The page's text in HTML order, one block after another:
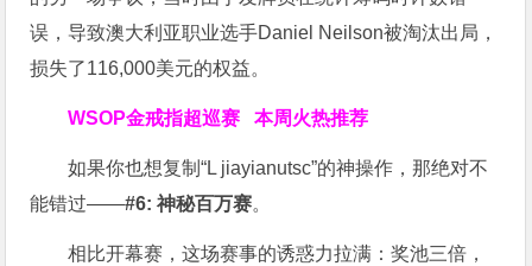
误，导致澳大利亚职业选手Daniel Neilson被淘汰出局，
损失了116,000美元的权益。
WSOP金戒指超巡赛本周火热推荐
如果你也想复制“L jiayianutsc”的神操作，那绝对不
能错过——#6: 神秘百万赛。
相比开幕赛，这场赛事的诱惑力拉满：奖池三倍，